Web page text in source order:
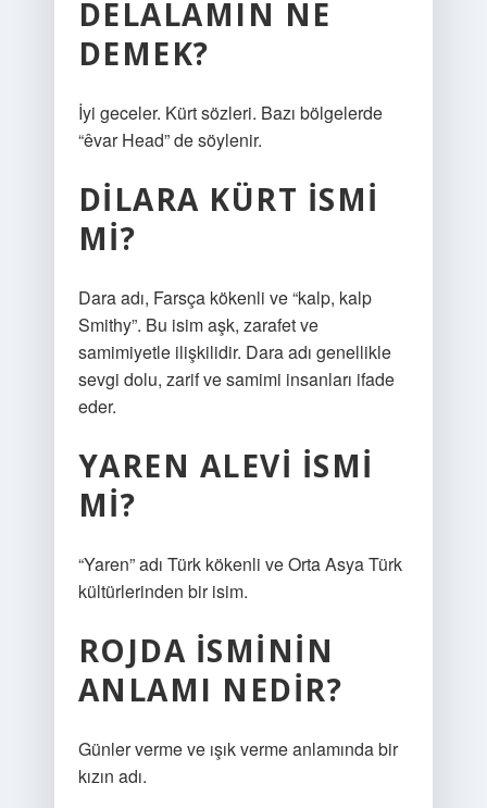
DELALAMIN NE
DEMEK?
İyi geceler. Kürt sözleri. Bazı bölgelerde
“êvar Head” de söylenir.
DILARA KÜRT ISMI
MI?
Dara adı, Farsça kökenli ve “kalp, kalp
Smithy”. Bu isim aşk, zarafet ve
samimiyetle ilişkilidir. Dara adı genellikle
sevgi dolu, zarif ve samimi insanları ifade
eder.
YAREN ALEVI ISMI
MI?
“Yaren” adı Türk kökenli ve Orta Asya Türk
kültürlerinden bir isim.
ROJDA ISMININ
ANLAMI NEDIR?
Günler verme ve ışık verme anlamında bir
kızın adı.